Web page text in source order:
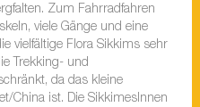
Zum Fahrradfahren
viele Gänge und eine
vielfältige Flora Sikkims sehr
Trekking- und
da das kleine
China ist. Die SikkimesInnen